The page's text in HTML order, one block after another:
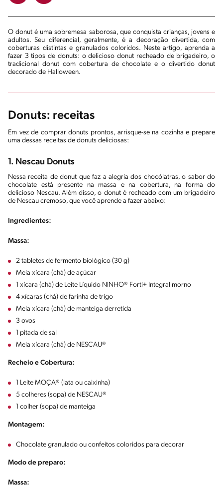
O donut é uma sobremesa saborosa, que conquista crianças, jovens e
adultos. Seu diferencial, geralmente, é a decoração divertida, com
coberturas distintas e granulados coloridos. Neste artigo, aprenda a
fazer 3 tipos de donuts: o delicioso donut recheado de brigadeiro, o
tradicional donut com cobertura de chocolate e o divertido donut
decorado de Halloween.
Donuts: receitas
Em vez de comprar donuts prontos, arrisque-se na cozinha e prepare
uma dessas receitas de donuts deliciosas:
1. Nescau Donuts
Nessa receita de donut que faz a alegria dos chocólatras, o sabor do
chocolate está presente na massa e na cobertura, na forma do
delicioso Nescau. Além disso, o donut é recheado com um brigadeiro
de Nescau cremoso, que você aprende a fazer abaixo:
Ingredientes:
Massa:
2 tabletes de fermento biológico (30 g)
Meia xícara (chá) de açúcar
1 xícara (chá) de Leite Líquido NINHO® Forti+ Integral morno
4 xícaras (chá) de farinha de trigo
Meia xícara (chá) de manteiga derretida
3 ovos
1 pitada de sal
Meia xícara (chá) de NESCAU®
Recheio e Cobertura:
1 Leite MOÇA® (lata ou caixinha)
5 colheres (sopa) de NESCAU®
1 colher (sopa) de manteiga
Montagem:
Chocolate granulado ou confeitos coloridos para decorar
Modo de preparo:
Massa: